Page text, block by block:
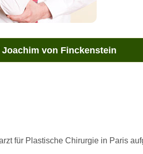
Joachim von Finckenstein
für Plastische Chirurgie in Paris